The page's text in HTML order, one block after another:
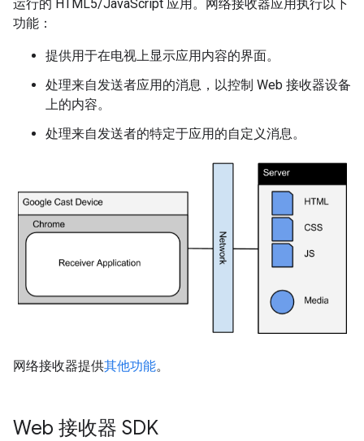
运行的 HTML5/JavaScript 应用。网络接收器应用执行以下
功能：
提供用于在电视上显示应用内容的界面。
处理来自发送者应用的消息，以控制 Web 接收器设备
上的内容。
处理来自发送者的特定于应用的自定义消息。
网络接收器提供其他功能。
Web 接收器 SDK